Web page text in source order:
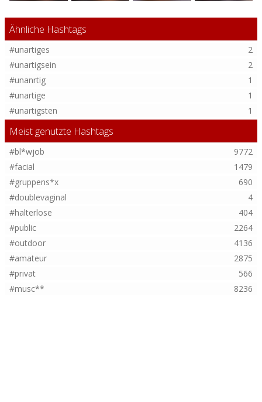
Ähnliche Hashtags
#unartiges
2
#unartigsein
2
#unanrtig
1
#unartige
1
#unartigsten
1
Meist genutzte Hashtags
#bl*wjob
9772
#facial
1479
#gruppens*x
690
#doublevaginal
4
#halterlose
404
#public
2264
#outdoor
4136
#amateur
2875
#privat
566
#musc**
8236